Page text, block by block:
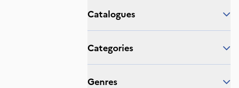
Catalogues
Categories
Genres